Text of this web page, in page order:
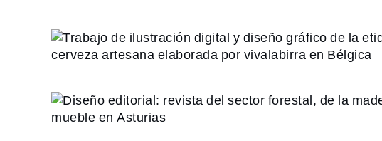
diseño gráfico de la etiqueta
cerveza artesana elaborada
vivalabirra en Bélgica
forestal, de la madera y el